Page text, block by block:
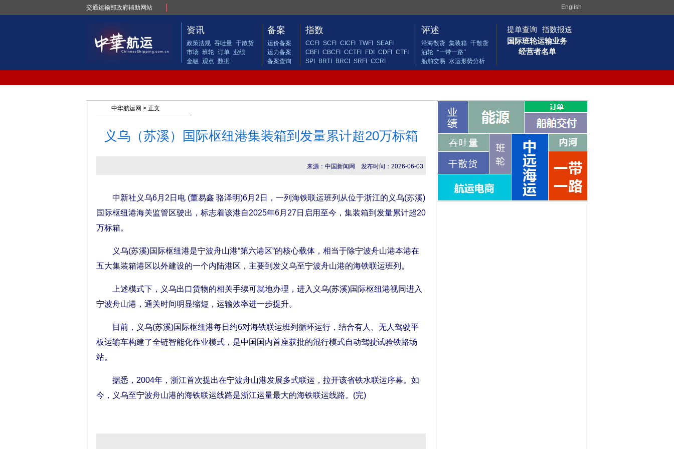
交通运输部政府辅助网站 English
资讯
政策法规 吞吐量 干散货
市场 班轮 订单 业绩
金融 观点 数据
备案
运价备案
运力备案
备案查询
指数
CCFI SCFI CICFI TWFI
SEAFI
CBFI
CBCFI CCTFI FDI CDFI
CTFI
SPI
BRTI BRCI SRFI CCRI
评述
沿海散货 集装箱 干散货
油轮 “一带一路”
船舶交易 水运形势分析
提单查询
指数报送
国际班轮运输业务
经营者名单
中华航运网 > 正文
义乌（苏溪）国际枢纽港集装箱到发量累计超20万标箱
来源：中国新闻网 发布时间：2026-06-03
中新社义乌6月2日电 (董易鑫 骆泽明)6月2日，一列海铁联运班列从位于浙江的义乌(苏溪)
国际枢纽港海关监管区驶出，标志着该港自2025年6月27日启用至今，集装箱到发量累计超20
万标箱。
义乌(苏溪)国际枢纽港是宁波舟山港“第六港区”的核心载体，相当于除宁波舟山港本港在
五大集装箱港区以外建设的一个内陆港区，主要到发义乌至宁波舟山港的海铁联运班列。
上述模式下，义乌出口货物的相关手续可就地办理，进入义乌(苏溪)国际枢纽港视同进入
宁波舟山港，通关时间明显缩短，运输效率进一步提升。
目前，义乌(苏溪)国际枢纽港每日约6对海铁联运班列循环运行，结合有人、无人驾驶平
板运输车构建了全链智能化作业模式，是中国国内首座获批的混行模式自动驾驶试验铁路场
站。
据悉，2004年，浙江首次提出在宁波舟山港发展多式联运，拉开该省铁水联运序幕。如
今，义乌至宁波舟山港的海铁联运线路是浙江运量最大的海铁联运线路。(完)